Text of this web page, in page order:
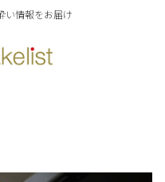
い情報をお届け